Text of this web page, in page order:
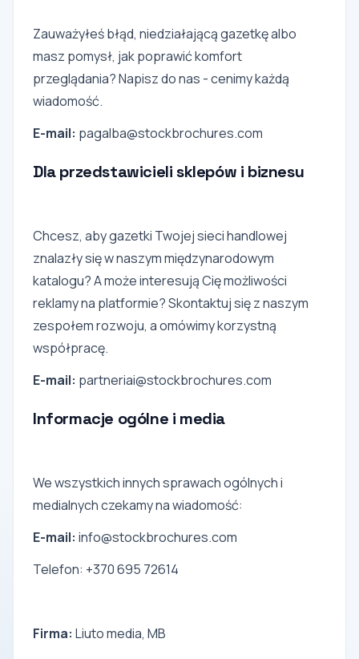
Zauważyłeś błąd, niedziałającą gazetkę albo
masz pomysł, jak poprawić komfort
przeglądania? Napisz do nas - cenimy każdą
wiadomość.
E-mail: pagalba@stockbrochures.com
Dla przedstawicieli sklepów i biznesu
Chcesz, aby gazetki Twojej sieci handlowej
znalazły się w naszym międzynarodowym
katalogu? A może interesują Cię możliwości
reklamy na platformie? Skontaktuj się z naszym
zespołem rozwoju, a omówimy korzystną
współpracę.
E-mail: partneriai@stockbrochures.com
Informacje ogólne i media
We wszystkich innych sprawach ogólnych i
medialnych czekamy na wiadomość:
E-mail: info@stockbrochures.com
Telefon: +370 695 72614
Firma: Liuto media, MB